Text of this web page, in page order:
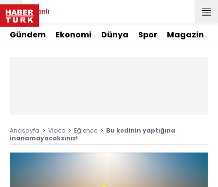
Canlı
Gündem Ekonomi Dünya Spor Magazin
Anasayfa Video Eğlence
Bu kedinin yaptığına
inanamayacaksınız!